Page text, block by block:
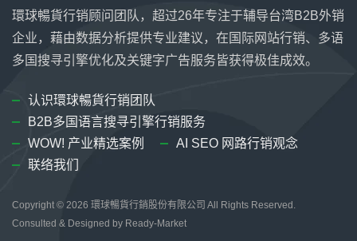
環球暢貨行销顾问团队，超过26年专注于辅导台湾B2B外销
企业，藉由数据分析提供专业建议，在国际网站行销、多语
多国搜寻引擎优化及关键字广告服务皆获得极佳成效。
认识環球暢貨行销团队
B2B多国语言搜寻引擎行销服务
WOW! 产业精选案例
AI SEO 网路行销观念
联络我们
Copyright © 2026 環球暢貨行銷股份有限公司 All Rights Reserved.
Consulted & Designed by Ready-Market